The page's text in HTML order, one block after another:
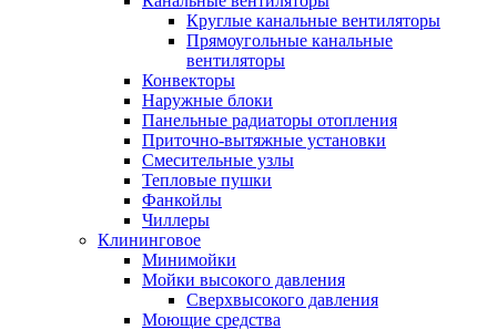
Круглые канальные вентиляторы
Прямоугольные канальные
вентиляторы
Конвекторы
Наружные блоки
Панельные радиаторы отопления
Приточно-вытяжные установки
Смесительные узлы
Тепловые пушки
Фанкойлы
Чиллеры
Клининговое
Минимойки
Мойки высокого давления
Сверхвысокого давления
Моющие средства